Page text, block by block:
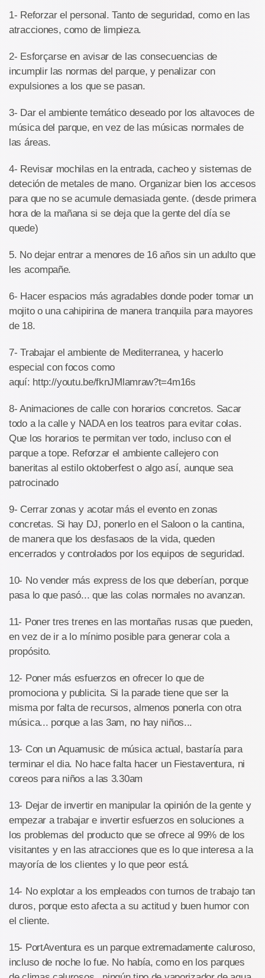
1- Reforzar el personal. Tanto de seguridad, como en las
atracciones, como de limpieza.
2- Esforçarse en avisar de las consecuencias de
incumplir las normas del parque, y penalizar con
expulsiones a los que se pasan.
3- Dar el ambiente temático deseado por los altavoces de
música del parque, en vez de las músicas normales de
las áreas.
4- Revisar mochilas en la entrada, cacheo y sistemas de
deteción de metales de mano. Organizar bien los accesos
para que no se acumule demasiada gente. (desde primera
hora de la mañana si se deja que la gente del día se
quede)
5. No dejar entrar a menores de 16 años sin un adulto que
les acompañe.
6- Hacer espacios más agradables donde poder tomar un
mojito o una cahipirina de manera tranquila para mayores
de 18.
7- Trabajar el ambiente de Mediterranea, y hacerlo
especial con focos como
aquí: http://youtu.be/fknJMlamraw?t=4m16s
8- Animaciones de calle con horarios concretos. Sacar
todo a la calle y NADA en los teatros para evitar colas.
Que los horarios te permitan ver todo, incluso con el
parque a tope. Reforzar el ambiente callejero con
baneritas al estilo oktoberfest o algo así, aunque sea
patrocinado
9- Cerrar zonas y acotar más el evento en zonas
concretas. Si hay DJ, ponerlo en el Saloon o la cantina,
de manera que los desfasaos de la vida, queden
encerrados y controlados por los equipos de seguridad.
10- No vender más express de los que deberían, porque
pasa lo que pasó... que las colas normales no avanzan.
11- Poner tres trenes en las montañas rusas que pueden,
en vez de ir a lo mínimo posible para generar cola a
propósito.
12- Poner más esfuerzos en ofrecer lo que de
promociona y publicita. Si la parade tiene que ser la
misma por falta de recursos, almenos ponerla con otra
música... porque a las 3am, no hay niños...
13- Con un Aquamusic de música actual, bastaría para
terminar el dia. No hace falta hacer un Fiestaventura, ni
coreos para niños a las 3.30am
13- Dejar de invertir en manipular la opinión de la gente y
empezar a trabajar e invertir esfuerzos en soluciones a
los problemas del producto que se ofrece al 99% de los
visitantes y en las atracciones que es lo que interesa a la
mayoría de los clientes y lo que peor está.
14- No explotar a los empleados con turnos de trabajo tan
duros, porque esto afecta a su actitud y buen humor con
el cliente.
15- PortAventura es un parque extremadamente caluroso,
incluso de noche lo fue. No había, como en los parques